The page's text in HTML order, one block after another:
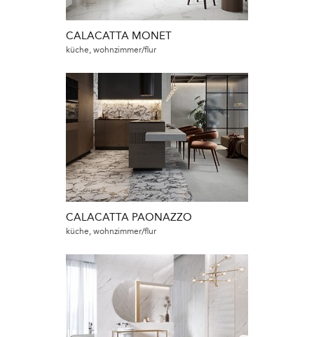
CALACATTA MONET
küche, wohnzimmer/flur
CALACATTA PAONAZZO
küche, wohnzimmer/flur